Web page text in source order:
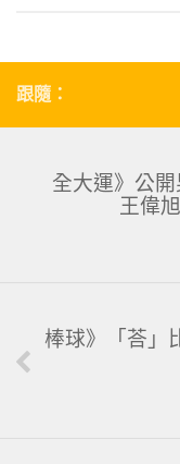
跟隨：
全大運》公
王偉
棒球》「荅」